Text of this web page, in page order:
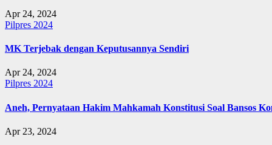
Apr 24, 2024
Pilpres 2024
MK Terjebak dengan Keputusannya Sendiri
Apr 24, 2024
Pilpres 2024
Aneh, Pernyataan Hakim Mahkamah Konstitusi Soal Bansos
Apr 23, 2024